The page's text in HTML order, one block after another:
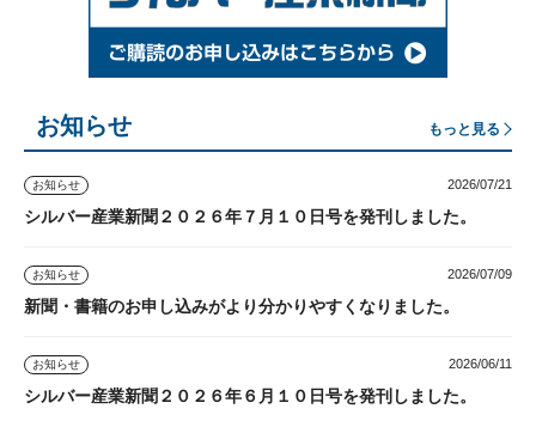
お知らせ もっと見る
お知らせ 2026/07/21
シルバー産業新聞２０２６年７月１０日号を発刊しました。
お知らせ 2026/07/09
新聞・書籍のお申し込みがより分かりやすくなりました。
お知らせ 2026/06/11
シルバー産業新聞２０２６年６月１０日号を発刊しました。